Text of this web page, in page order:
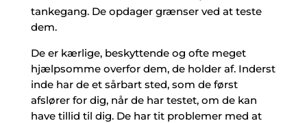
tankegang. De opdager grænser ved at teste
dem.
De er kærlige, beskyttende og ofte meget
hjælpsomme overfor dem, de holder af. Inderst
inde har de et sårbart sted, som de først
afslører for dig, når de har testet, om de kan
have tillid til dig. De har tit problemer med at